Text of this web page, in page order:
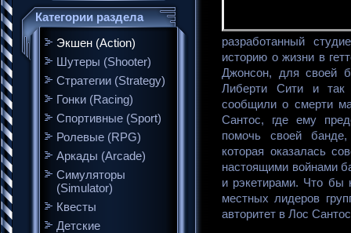
Категории раздела
Экшен (Action)
Шутеры (Shooter)
Стратегии (Strategy)
Гонки (Racing)
Спортивные (Sport)
Ролевые (RPG)
Аркады (Arcade)
Симуляторы
(Simulator)
Квесты
Детские
разработанный
историю о жизни в
Джонсон, для своей
Либерти Сити и
сообщили о смерти
Сантос, где ему
помочь своей
которая оказалась
настоящими войнами
и рэкетирами. Что бы
местных лидеров
авторитет в Лос